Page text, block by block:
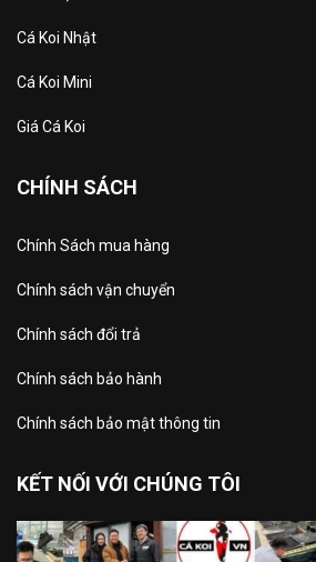
Cá Koi Nhật
Cá Koi Mini
Giá Cá Koi
CHÍNH SÁCH
Chính Sách mua hàng
Chính sách vận chuyển
Chính sách đổi trả
Chính sách bảo hành
Chính sách bảo mật thông tin
KẾT NỐI VỚI CHÚNG TÔI